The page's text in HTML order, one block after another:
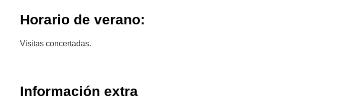
Horario de verano:
Visitas concertadas.
Información extra